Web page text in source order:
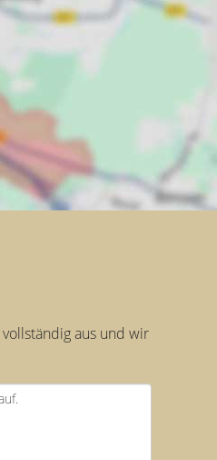
aus und wir